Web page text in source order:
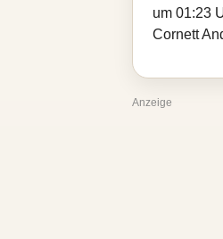
um 01:23
Cornett
Anzeige